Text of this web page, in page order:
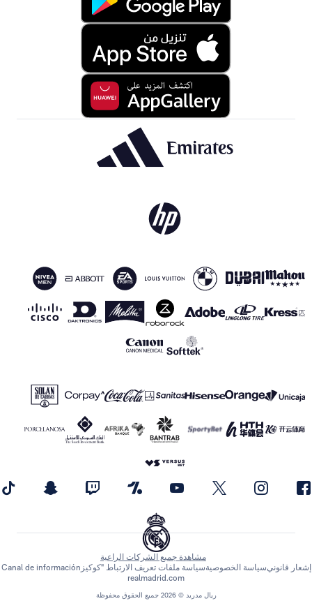
مشاهدة جميع الشركات الراعية
الخصوصيةسياسة ملفات تعريف الارتباط "كوكيز Canal de información
realmadrid.com